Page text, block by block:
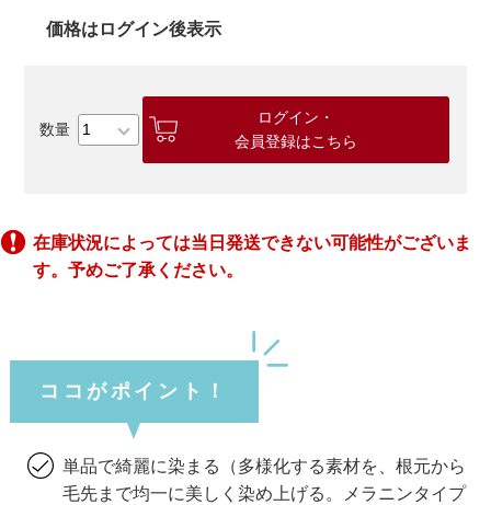
価格はログイン後表示
ログイン・
会員登録はこちら
在庫状況によっては当日発送できない可能性がございま
す。予めご了承ください。
ココがポイント！
単品で綺麗に染まる（多様化する素材を、根元から
毛先まで均一に美しく染め上げる。メラニンタイプ